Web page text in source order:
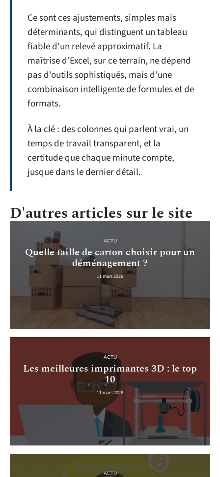
Ce sont ces ajustements, simples mais
déterminants, qui distinguent un tableau
fiable d’un relevé approximatif. La
maîtrise d’Excel, sur ce terrain, ne dépend
pas d’outils sophistiqués, mais d’une
combinaison intelligente de formules et de
formats.
À la clé : des colonnes qui parlent vrai, un
temps de travail transparent, et la
certitude que chaque minute compte,
jusque dans le dernier détail.
D'autres articles sur le site
ACTU
Quelle taille de carton choisir pour un
déménagement ?
11 mars 2026
ACTU
Les meilleures imprimantes 3D : le top
10
11 mars 2026
ACTU